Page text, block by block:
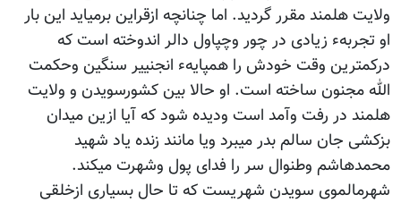
ولایت هلمند مقرر گردید. اما چنانچه ازقراین برمیاید این بار
او تجربهء زیادی در چور وچپاول دالر اندوخته است که
درکمترین وقت خودش را همپایهء انجنییر سنگین وحکمت
الله مجنون ساخته است. او حالا بین کشورسویدن و ولایت
هلمند در رفت وآمد است ودیده شود که آیا ازین میدان
بزکشی جان سالم بدر میبرد ویا مانند زنده یاد شهید
محمدهاشم وطنوال سر را فدای پول وشهرت میکند.
شهرمالموی سویدن شهریست که تا حال بسیاری ازخلقی